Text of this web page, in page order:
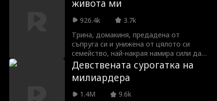
да научи вътрешната работа на
банкета, който я представя, Одри
открива, че годеникът ѝ мисли, че е
нелегална имигрантка и планира да я
измами и депортира, старшите
ръководители заговорничат да
поставят белия ѝ братовчед начело, а
най-големият ѝ враг от детството,
Райдър Марлоу, може би не е враг
след всичко...
живота ми
926.4k
3.7k
Трина, домакиня, предадена от
съпруга си и унижена от цялото си
семейство, най-накрая намира сили да
напусне дом без любов. Така започва
нейното обратно броене към
свободата.
Девствената сурогатка на
милиардера
1.4M
9.6k